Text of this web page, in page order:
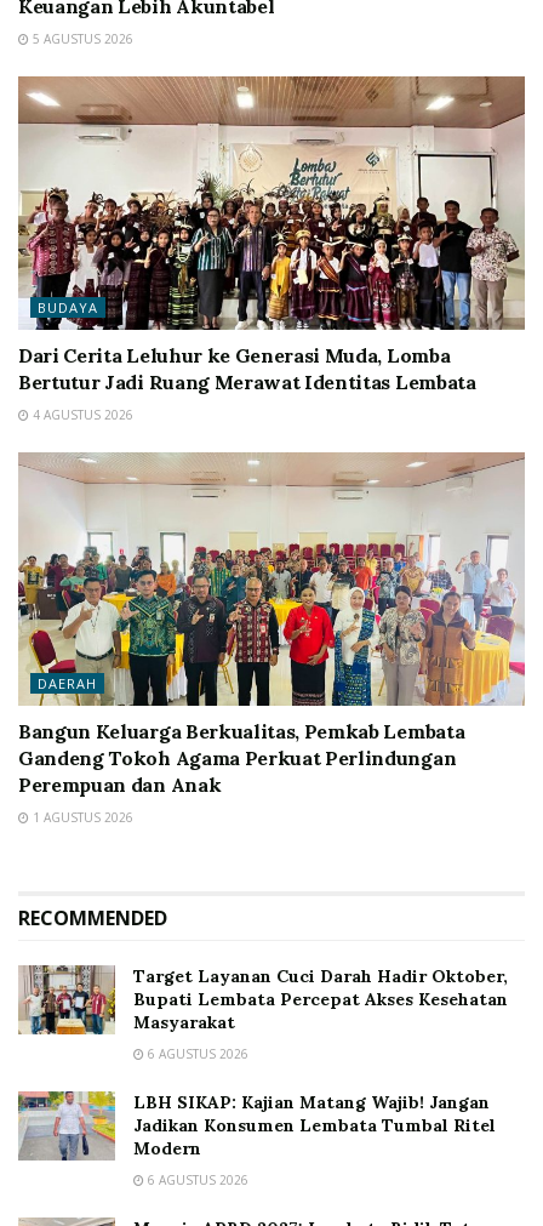
Keuangan Lebih Akuntabel
5 AGUSTUS 2026
BUDAYA
Dari Cerita Leluhur ke Generasi Muda, Lomba
Bertutur Jadi Ruang Merawat Identitas Lembata
4 AGUSTUS 2026
DAERAH
Bangun Keluarga Berkualitas, Pemkab Lembata
Gandeng Tokoh Agama Perkuat Perlindungan
Perempuan dan Anak
1 AGUSTUS 2026
RECOMMENDED
Target Layanan Cuci Darah Hadir Oktober,
Bupati Lembata Percepat Akses Kesehatan
Masyarakat
6 AGUSTUS 2026
LBH SIKAP: Kajian Matang Wajib! Jangan
Jadikan Konsumen Lembata Tumbal Ritel
Modern
6 AGUSTUS 2026